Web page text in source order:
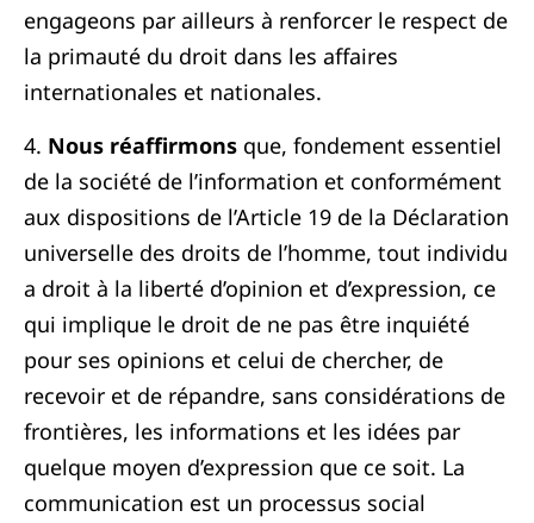
engageons par ailleurs à renforcer le respect de
la primauté du droit dans les affaires
internationales et nationales.
4. Nous réaffirmons que, fondement essentiel
de la société de l’information et conformément
aux dispositions de l’Article 19 de la Déclaration
universelle des droits de l’homme, tout individu
a droit à la liberté d’opinion et d’expression, ce
qui implique le droit de ne pas être inquiété
pour ses opinions et celui de chercher, de
recevoir et de répandre, sans considérations de
frontières, les informations et les idées par
quelque moyen d’expression que ce soit. La
communication est un processus social